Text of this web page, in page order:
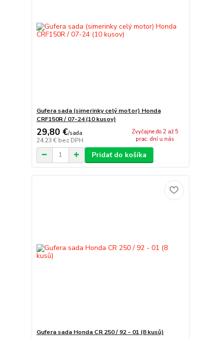
Gufera sada (simerinky celý motor) Honda
CRF150R / 07-24 (10 kusov)
29,80 €/sada
24,23 € bez DPH
Zvyčajne do 2 až 5
prac. dní u nás
Pridať do košíka
Gufera sada Honda CR 250 / 92 - 01 (8 kusů)